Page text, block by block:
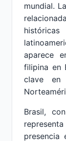
mundial.
aparece
filipina en
clave en
Brasil,
presencia